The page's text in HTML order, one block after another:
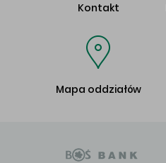
Kontakt
Mapa oddziałów